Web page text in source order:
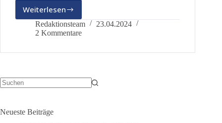
WeiterlesenLandesparteitag
2024
Redaktionsteam
23.04.2024
2 Kommentare
Neueste Beiträge